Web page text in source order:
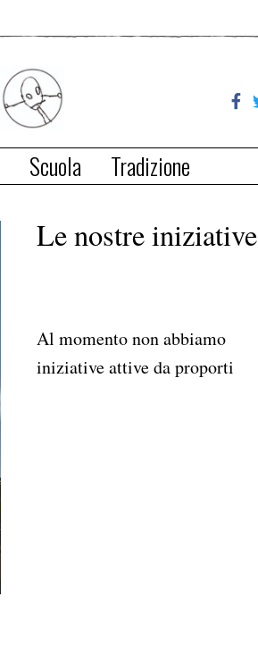
Scuola Tradizione
Le nostre iniziative
Al momento non abbiamo
iniziative attive da proporti